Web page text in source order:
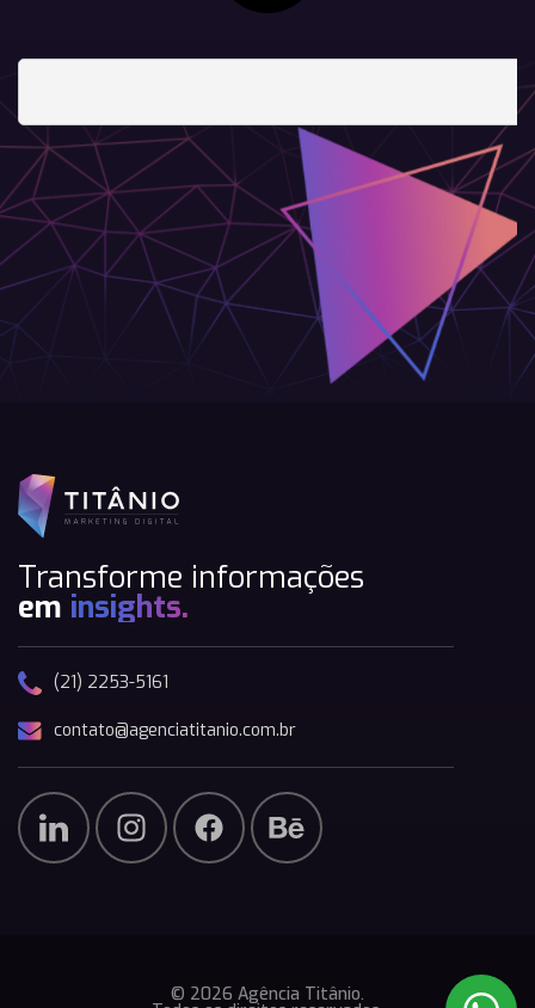
Transforme informações
em insights.
(21) 2253-5161
contato@agenciatitanio.com.br
© 2026 Agência Titânio.